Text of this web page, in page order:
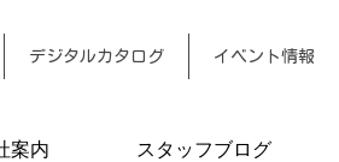
デジタルカタログ イベント情報
案内 スタッフブログ